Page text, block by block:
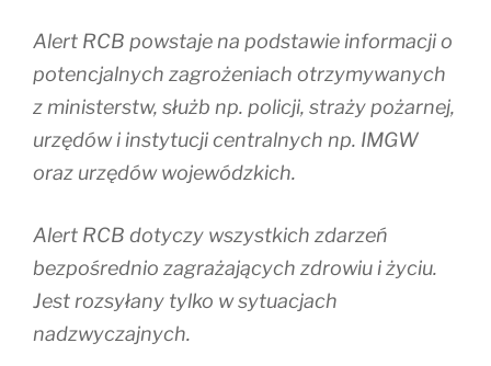
Alert RCB powstaje na podstawie informacji o
potencjalnych zagrożeniach otrzymywanych
z ministerstw, służb np. policji, straży pożarnej,
urzędów i instytucji centralnych np. IMGW
oraz urzędów wojewódzkich.
Alert RCB dotyczy wszystkich zdarzeń
bezpośrednio zagrażających zdrowiu i życiu.
Jest rozsyłany tylko w sytuacjach
nadzwyczajnych.